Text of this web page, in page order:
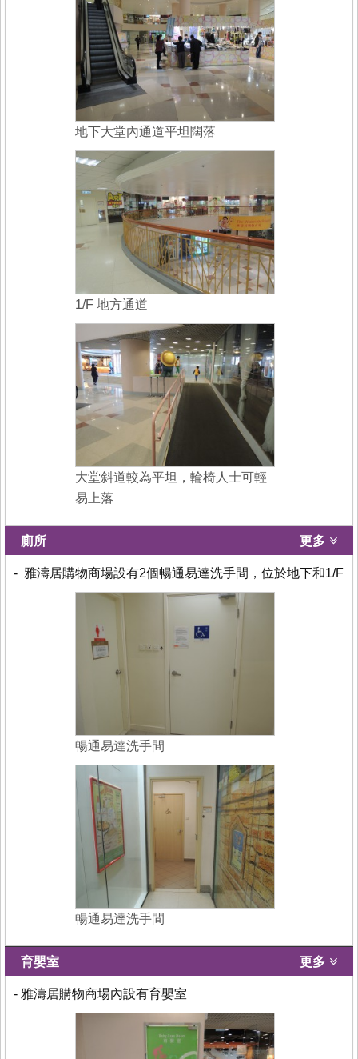
地下大堂內通道平坦闊落
1/F 地方通道
大堂斜道較為平坦，輪椅人士可輕
易上落
廁所 更多
- 雅濤居購物商場設有2個暢通易達洗手間，位於地下和1/F
暢通易達洗手間
暢通易達洗手間
育嬰室 更多
- 雅濤居購物商場內設有育嬰室